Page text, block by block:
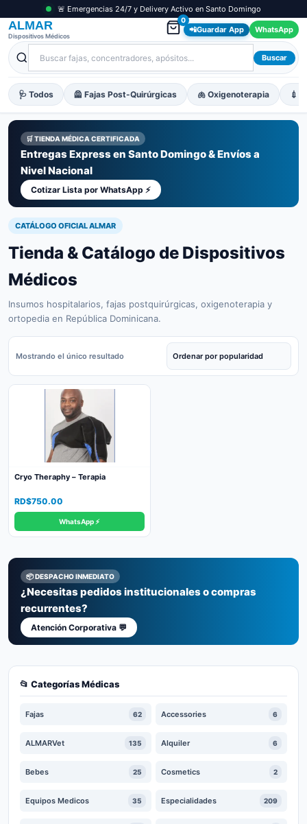
🚨 Emergencias 24/7 y Delivery Activo en Santo Domingo
ALMAR
Dispositivos Médicos
0
📲Guardar App WhatsApp
Buscar
🩺 Todos 🦺 Fajas Post-Quirúrgicas 🫁 Oxigenoterapia 💉
🛒 TIENDA MÉDICA CERTIFICADA
Entregas Express en Santo Domingo & Envíos a
Nivel Nacional
Cotizar Lista por WhatsApp ⚡
CATÁLOGO OFICIAL ALMAR
Tienda & Catálogo de Dispositivos
Médicos
Insumos hospitalarios, fajas postquirúrgicas, oxigenoterapia y
ortopedia en República Dominicana.
📂 Categorías Médicas
Fajas 62 Accessories 6
ALMARVet 135 Alquiler 6
Bebes 25 Cosmetics 2
Equipos Medicos 35 Especialidades 209
Mostrando el único resultado
Cryo Theraphy – Terapia
RD$750.00
WhatsApp ⚡
📦 DESPACHO INMEDIATO
¿Necesitas pedidos institucionales o compras
recurrentes?
Atención Corporativa 💬